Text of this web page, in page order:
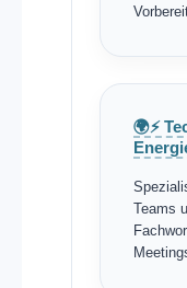
🌍⚡
Teams